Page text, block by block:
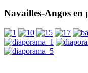
Navailles-Angos en